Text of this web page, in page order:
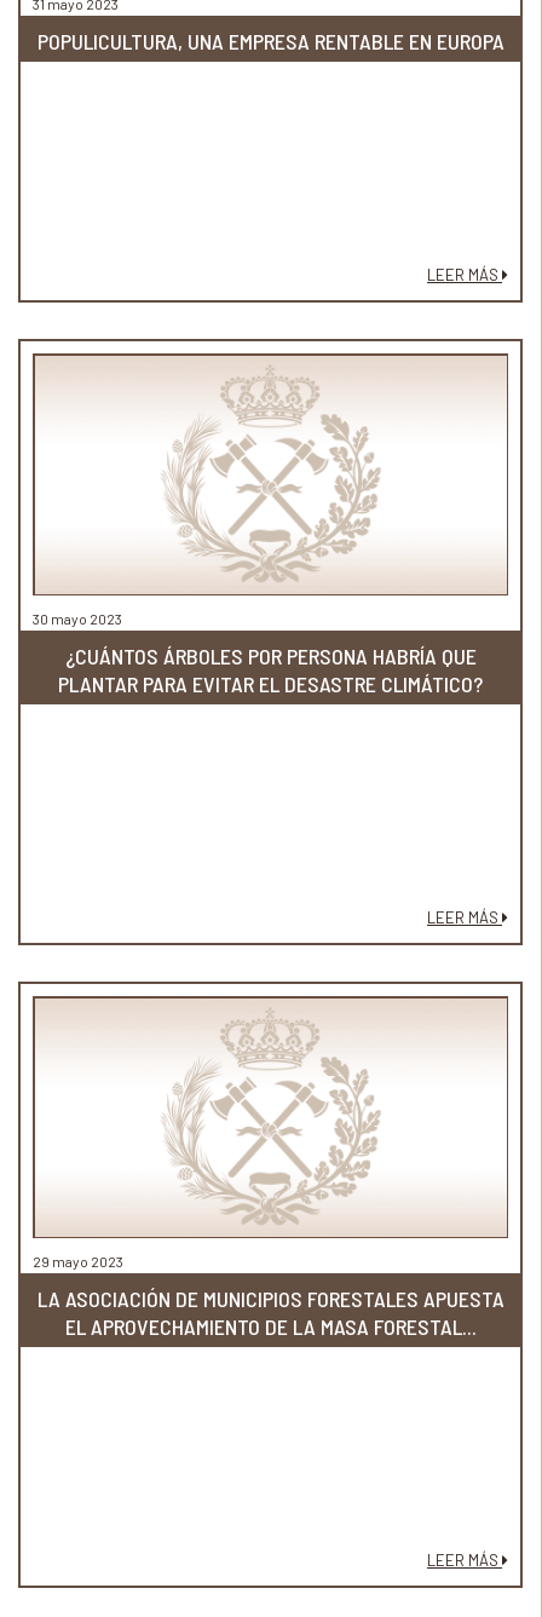
31 mayo 2023
POPULICULTURA, UNA EMPRESA RENTABLE EN EUROPA
LEER MÁS
30 mayo 2023
¿CUÁNTOS ÁRBOLES POR PERSONA HABRÍA QUE
PLANTAR PARA EVITAR EL DESASTRE CLIMÁTICO?
LEER MÁS
29 mayo 2023
LA ASOCIACIÓN DE MUNICIPIOS FORESTALES APUESTA
EL APROVECHAMIENTO DE LA MASA FORESTAL...
LEER MÁS